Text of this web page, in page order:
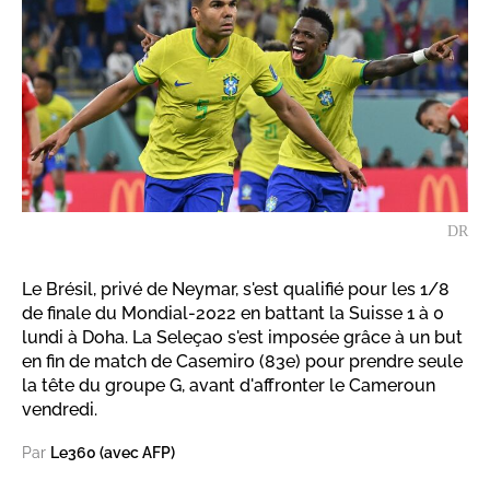
DR
Le Brésil, privé de Neymar, s'est qualifié pour les 1/8
de finale du Mondial-2022 en battant la Suisse 1 à 0
lundi à Doha. La Seleçao s'est imposée grâce à un but
en fin de match de Casemiro (83e) pour prendre seule
la tête du groupe G, avant d'affronter le Cameroun
vendredi.
Par Le360 (avec AFP)